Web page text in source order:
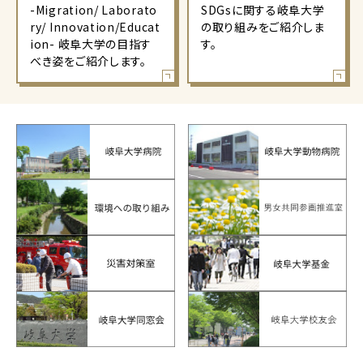
-Migration/ Laborato
ry/ Innovation/Educat
ion- 岐阜大学の目指す
べき姿をご紹介します。
SDGsに関する岐阜大学
の取り組みをご紹介しま
す。